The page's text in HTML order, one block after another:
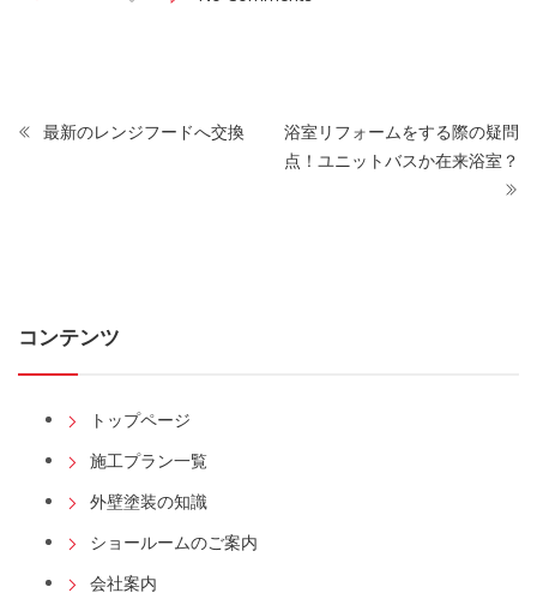
最新のレンジフードへ交換
浴室リフォームをする際の疑問
点！ユニットバスか在来浴室？
コンテンツ
トップページ
施工プラン一覧
外壁塗装の知識
ショールームのご案内
会社案内